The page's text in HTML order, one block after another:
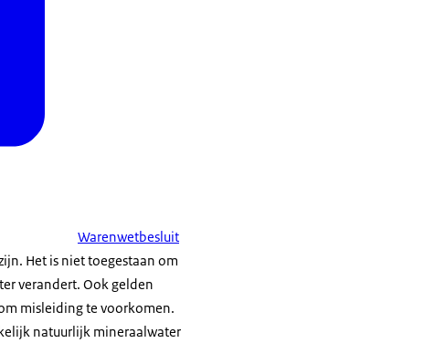
Warenwetbesluit
Het is niet toegestaan om
verandert. Ook gelden
misleiding te voorkomen.
natuurlijk mineraalwater